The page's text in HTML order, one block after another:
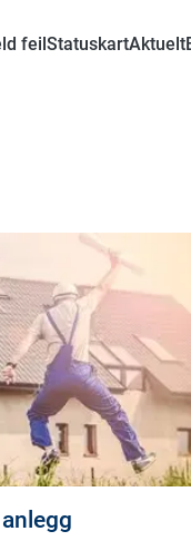
feilStatuskartAktuelt